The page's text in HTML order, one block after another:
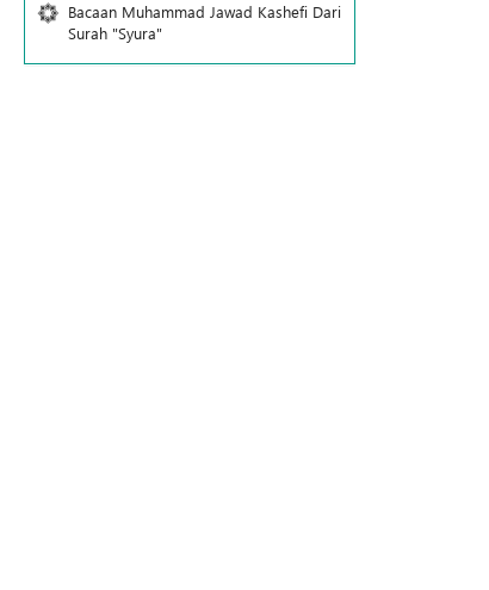
Bacaan Muhammad Jawad Kashefi Dari
Surah "Syura"